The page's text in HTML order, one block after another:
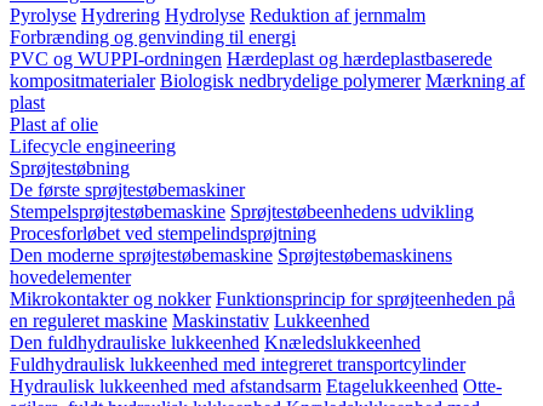
Pyrolyse Hydrering Hydrolyse Reduktion af jernmalm
Forbrænding og genvinding til energi
PVC og WUPPI-ordningen Hærdeplast og hærdeplastbaserede
kompositmaterialer Biologisk nedbrydelige polymerer Mærkning af
plast
Plast af olie
Lifecycle engineering
Sprøjtestøbning
De første sprøjtestøbemaskiner
Stempelsprøjtestøbemaskine Sprøjtestøbeenhedens udvikling
Procesforløbet ved stempelindsprøjtning
Den moderne sprøjtestøbemaskine Sprøjtestøbemaskinens
hovedelementer
Mikrokontakter og nokker Funktionsprincip for sprøjteenheden på
en reguleret maskine Maskinstativ Lukkeenhed
Den fuldhydrauliske lukkeenhed Knæledslukkeenhed
Fuldhydraulisk lukkeenhed med integreret transportcylinder
Hydraulisk lukkeenhed med afstandsarm Etagelukkeenhed Otte-